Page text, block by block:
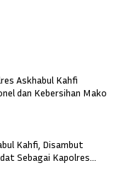
Askhabul Kahfi
dan Kebersihan Mako
Kahfi, Disambut
Sebagai Kapolres